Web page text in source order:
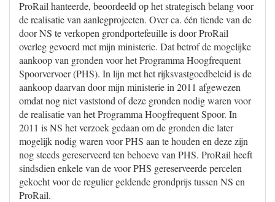
ProRail hanteerde, beoordeeld op het strategisch belang voor
de realisatie van aanlegprojecten. Over ca. één tiende van de
door NS te verkopen grondportefeuille is door ProRail
overleg gevoerd met mijn ministerie. Dat betrof de mogelijke
aankoop van gronden voor het Programma Hoogfrequent
Spoorvervoer (PHS). In lijn met het rijksvastgoedbeleid is de
aankoop daarvan door mijn ministerie in 2011 afgewezen
omdat nog niet vaststond of deze gronden nodig waren voor
de realisatie van het Programma Hoogfrequent Spoor. In
2011 is NS het verzoek gedaan om de gronden die later
mogelijk nodig waren voor PHS aan te houden en deze zijn
nog steeds gereserveerd ten behoeve van PHS. ProRail heeft
sindsdien enkele van de voor PHS gereserveerde percelen
gekocht voor de regulier geldende grondprijs tussen NS en
ProRail.